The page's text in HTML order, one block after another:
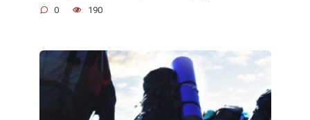
0 190